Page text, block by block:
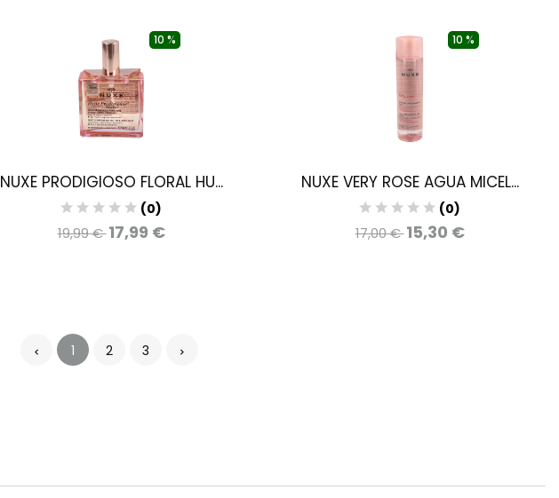
10 %
NUXE PRODIGIOSO FLORAL HU...
(0)
19,99 €17,99 €
10 %
NUXE VERY ROSE AGUA MICEL...
(0)
17,00 €15,30 €
1 2 3